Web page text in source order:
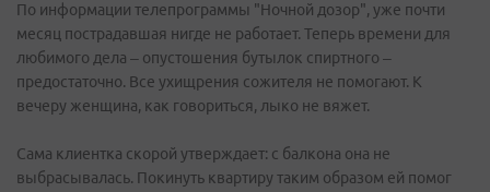
По информации телепрограммы "Ночной дозор", уже почти
месяц пострадавшая нигде не работает. Теперь времени для
любимого дела – опустошения бутылок спиртного –
предостаточно. Все ухищрения сожителя не помогают. К
вечеру женщина, как говориться, лыко не вяжет.
Сама клиентка скорой утверждает: с балкона она не
выбрасывалась. Покинуть квартиру таким образом ей помог